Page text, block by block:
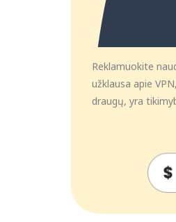
Reklamuokite
užklausa apie
draugų, yra